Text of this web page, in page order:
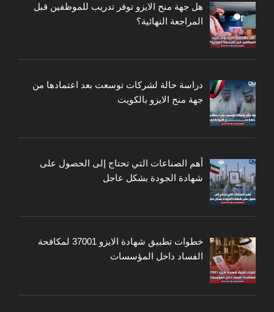
هل جهة منح الايزو توفر تدريب للموظفين قبل
المراجعة النهائية؟
دراسة حالة لشركات توسعت بعد اعتمادها من
جهة منح الايزو بالكويت
أهم الصناعات التي تحتاج إلى الحصول على
شهادة الجودة بشكل عاجل
خطوات تطبيق شهادة الايزو 37001 لمكافحة
الفساد داخل المؤسسات